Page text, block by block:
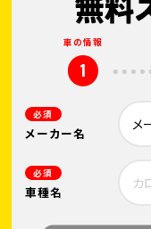
車の情報
1
必須
メーカー名
必須
車種名